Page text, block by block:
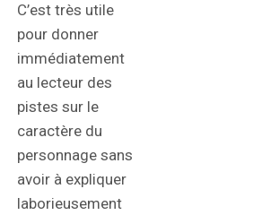
C’est très utile
pour donner
immédiatement
au lecteur des
pistes sur le
caractère du
personnage sans
avoir à expliquer
laborieusement